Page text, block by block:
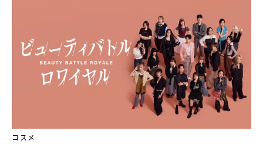
コスメ